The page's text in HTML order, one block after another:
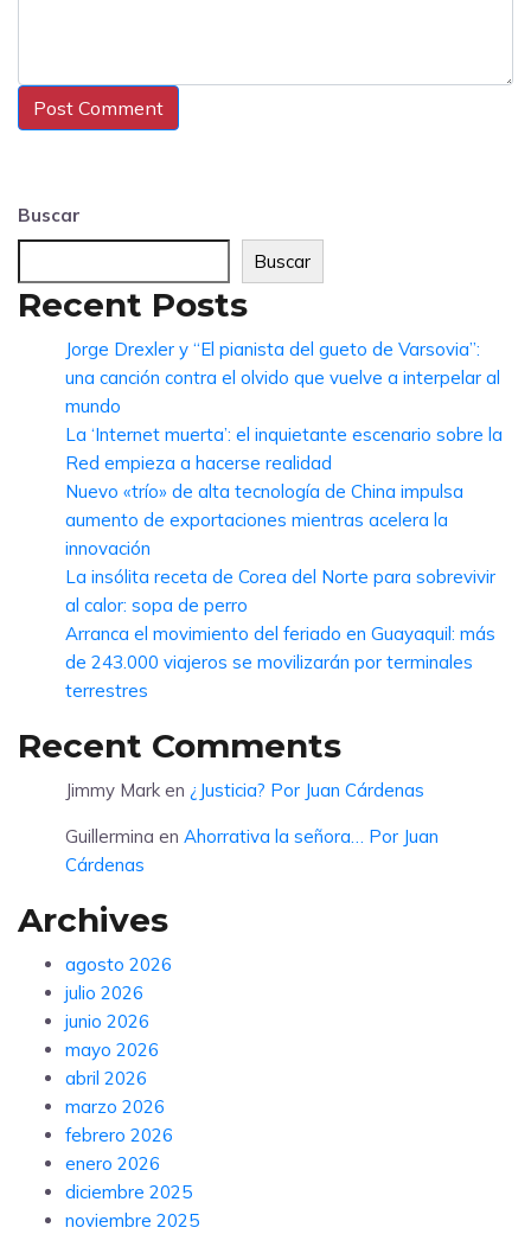
Buscar
Buscar
Recent Posts
Jorge Drexler y “El pianista del gueto de Varsovia”:
una canción contra el olvido que vuelve a interpelar al
mundo
La ‘Internet muerta’: el inquietante escenario sobre la
Red empieza a hacerse realidad
Nuevo «trío» de alta tecnología de China impulsa
aumento de exportaciones mientras acelera la
innovación
La insólita receta de Corea del Norte para sobrevivir
al calor: sopa de perro
Arranca el movimiento del feriado en Guayaquil: más
de 243.000 viajeros se movilizarán por terminales
terrestres
Recent Comments
Jimmy Mark en ¿Justicia? Por Juan Cárdenas
Guillermina en Ahorrativa la señora… Por Juan
Cárdenas
Archives
agosto 2026
julio 2026
junio 2026
mayo 2026
abril 2026
marzo 2026
febrero 2026
enero 2026
diciembre 2025
noviembre 2025